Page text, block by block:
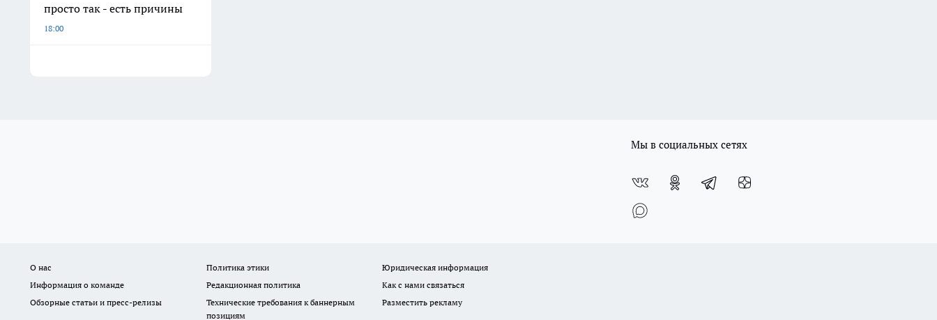
просто так - есть причины
18:00
Мы в социальных сетях
О нас Политика этики
Юридическая информация
Информация о команде
Редакционная политика
Как с нами связаться
Обзорные статьи и пресс-релизы
Технические требования к баннерным
позициям
Разместить рекламу